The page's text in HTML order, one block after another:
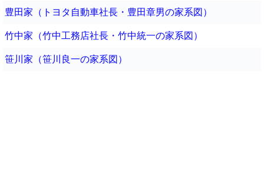
豊田家（トヨタ自動車社長・豊田章男の家系図）
竹中家（竹中工務店社長・竹中統一の家系図）
笹川家（笹川良一の家系図）